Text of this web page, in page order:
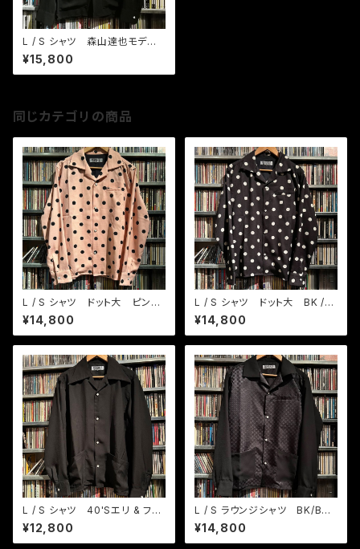
L / S シャツ 森山達也モデ
ル MUSIC & DANCE
¥15,800
同じカテゴリの商品
L / S シャツ ドット大 ピンク/
BK
¥14,800
L / S シャツ ドット大 BK /
ホワイト
¥14,800
L / S シャツ 40'Sエリ & フロ
ント2ポケット
¥12,800
L / S ラウンジシャツ BK/BKド
ット
¥14,800